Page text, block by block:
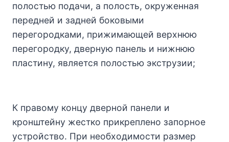
полостью подачи, а полость, окруженная
передней и задней боковыми
перегородками, прижимающей верхнюю
перегородку, дверную панель и нижнюю
пластину, является полостью экструзии;
К правому концу дверной панели и
кронштейну жестко прикреплено запорное
устройство. При необходимости размер